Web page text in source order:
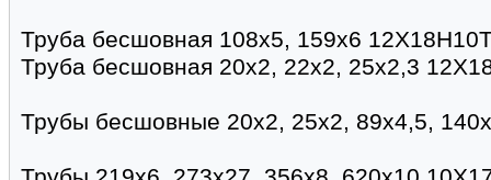
Труба бесшовная 108х5, 159х6
Труба бесшовная 20х2, 22х2, 25х2,3
Трубы бесшовные 20х2, 25х2, 89х4,5,